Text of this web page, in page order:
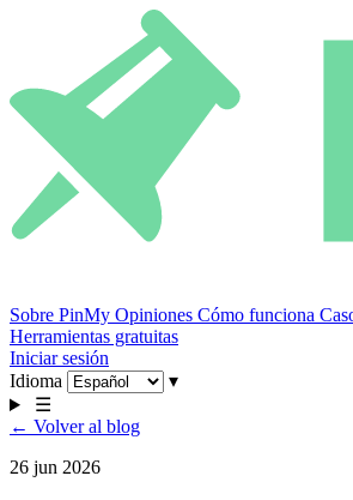
Sobre PinMy Opiniones Cómo funciona
Herramientas gratuitas
Iniciar sesión
Idioma
▾
☰
← Volver al blog
26 jun 2026